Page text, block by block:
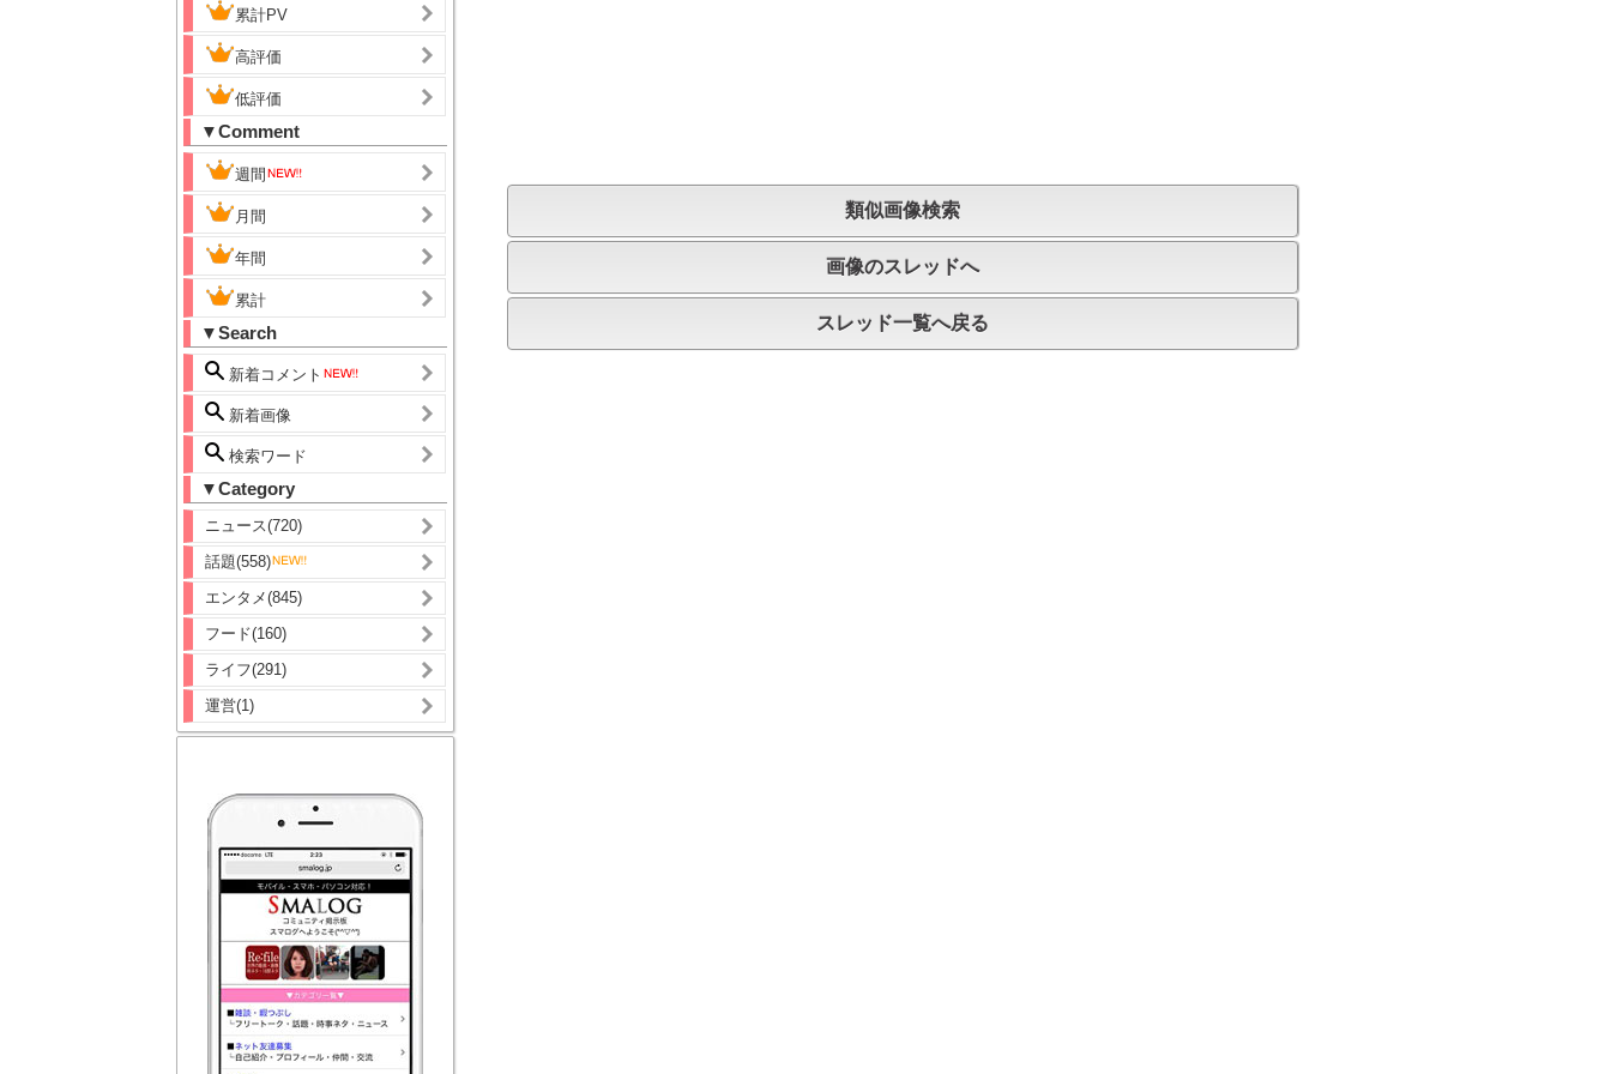
累計PV
高評価
低評価
▼Comment
週間
月間
年間
累計
▼Search
新着コメント
新着画像
検索ワード
▼Category
ニュース(720)
話題(558)
エンタメ(845)
フード(160)
ライフ(291)
運営(1)
類似画像検索
画像のスレッドへ
スレッド一覧へ戻る